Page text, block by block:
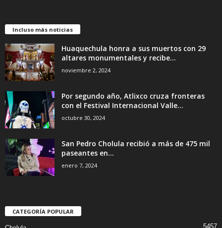
Incluso más noticias
Huaquechula honra a sus muertos con 29
altares monumentales y recibe...
noviembre 2, 2024
Por segundo año, Atlixco cruza fronteras
con el Festival Internacional Valle...
octubre 30, 2024
San Pedro Cholula recibió a más de 475 mil
paseantes en...
enero 7, 2024
CATEGORÍA POPULAR
5457